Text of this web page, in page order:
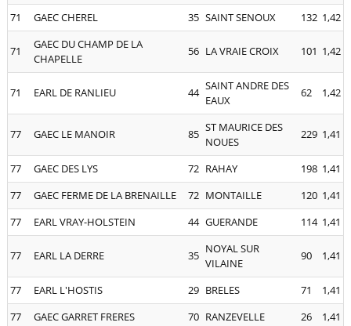
71
GAEC CHEREL 35 SAINT SENOUX 132 1,42
71
GAEC DU CHAMP DE LA
CHAPELLE
56 LA VRAIE CROIX 101 1,42
71 EARL DE RANLIEU 44 SAINT ANDRE DES
EAUX
62 1,42
77 GAEC LE MANOIR 85 ST MAURICE DES
NOUES
229 1,41
77 GAEC DES LYS 72 RAHAY 198 1,41
77
GAEC FERME DE LA BRENAILLE 72 MONTAILLE 120 1,41
77
EARL VRAY-HOLSTEIN 44 GUERANDE 114 1,41
77 EARL LA DERRE 35 NOYAL SUR
VILAINE
90 1,41
77 EARL L'HOSTIS 29 BRELES 71
1,41
77
GAEC GARRET FRERES 70 RANZEVELLE 26
1,41